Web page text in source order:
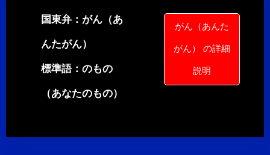
国東弁：がん（あ
んたがん）
標準語：のもの
（あなたのもの）
がん（あんた
がん） の詳細
説明